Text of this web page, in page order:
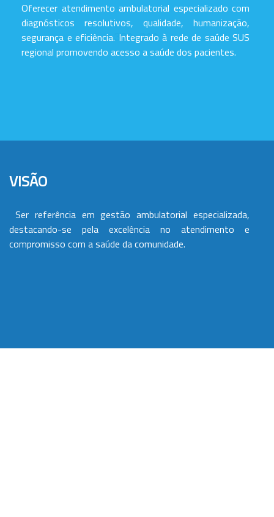
Oferecer atendimento ambulatorial especializado com
diagnósticos resolutivos, qualidade, humanização,
segurança e eficiência. Integrado à rede de saúde SUS
regional promovendo acesso a saúde dos pacientes.
VISÃO
Ser referência em gestão ambulatorial especializada,
destacando-se pela excelência no atendimento e
compromisso com a saúde da comunidade.